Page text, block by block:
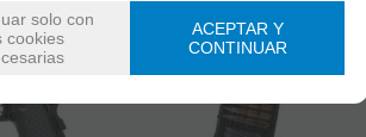
solo con
cookies
ACEPTAR Y
CONTINUAR